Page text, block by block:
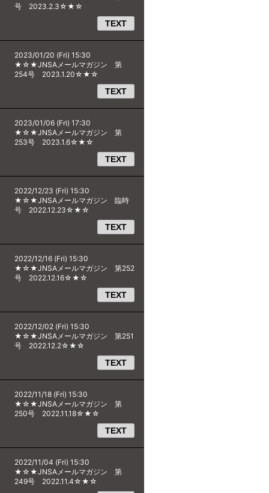
号 2023.2.3☆★☆
TEXT
2023/01/20 (Fri) 15:30
★☆★JNSAメールマガジン 第
254号 2023.1.20☆★☆
TEXT
2023/01/06 (Fri) 17:30
★☆★JNSAメールマガジン 第
253号 2023.1.6☆★☆
TEXT
2022/12/23 (Fri) 15:30
★☆★JNSAメールマガジン 臨時
号 2022.12.23☆★☆
TEXT
2022/12/16 (Fri) 15:30
★☆★JNSAメールマガジン 第252
号 2022.12.16☆★☆
TEXT
2022/12/02 (Fri) 15:30
★☆★JNSAメールマガジン 第251
号 2022.12.2☆★☆
TEXT
2022/11/18 (Fri) 15:30
★☆★JNSAメールマガジン 第
250号 2022.11.18☆★☆
TEXT
2022/11/04 (Fri) 15:30
★☆★JNSAメールマガジン 第
249号 2022.11.4☆★☆